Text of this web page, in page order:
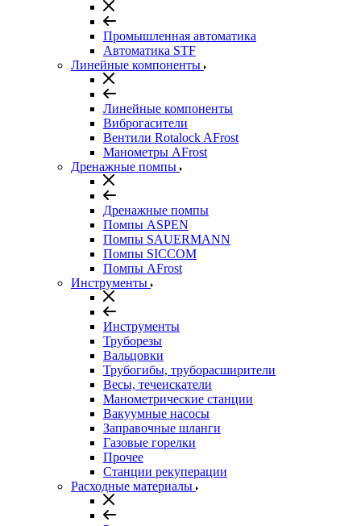
Промышленная автоматика
Автоматика STF
Линейные компоненты
Линейные компоненты
Виброгасители
Вентили Rotalock AFrost
Манометры AFrost
Дренажные помпы
Дренажные помпы
Помпы ASPEN
Помпы SAUERMANN
Помпы SICCOM
Помпы AFrost
Инструменты
Инструменты
Труборезы
Вальцовки
Трубогибы, труборасширители
Весы, течеискатели
Манометрические станции
Вакуумные насосы
Заправочные шланги
Газовые горелки
Прочее
Станции рекуперации
Расходные материалы